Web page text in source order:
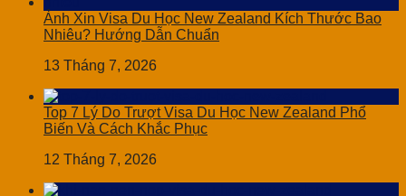
Ảnh Xin Visa Du Học New Zealand Kích Thước Bao
Nhiêu? Hướng Dẫn Chuẩn
13 Tháng 7, 2026
Top 7 Lý Do Trượt Visa Du Học New Zealand Phổ
Biến Và Cách Khắc Phục
12 Tháng 7, 2026